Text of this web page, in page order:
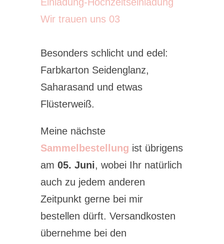
Besonders schlicht und edel:
Farbkarton Seidenglanz,
Saharasand und etwas
Flüsterweiß.
Meine nächste
Sammelbestellung ist übrigens
am 05. Juni, wobei Ihr natürlich
auch zu jedem anderen
Zeitpunkt gerne bei mir
bestellen dürft. Versandkosten
übernehme bei den